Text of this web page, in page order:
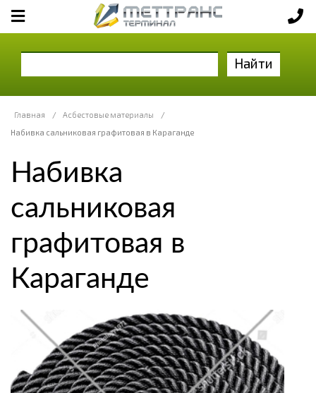
Найти
Главная / Асбестовые материалы
/
Набивка сальниковая графитовая в Караганде
Набивка
сальниковая
графитовая в
Караганде